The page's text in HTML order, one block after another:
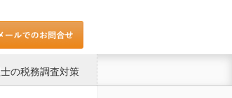
の税務調査対策